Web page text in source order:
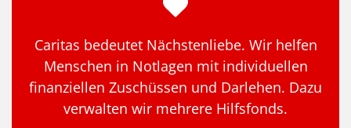
Caritas bedeutet Nächstenliebe. Wir helfen
Menschen in Notlagen mit individuellen
finanziellen Zuschüssen und Darlehen. Dazu
verwalten wir mehrere Hilfsfonds.